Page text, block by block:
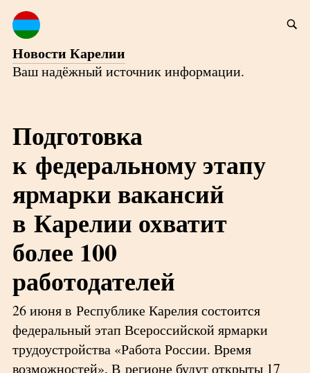
Новости Карелии
Ваш надёжный источник информации.
Подготовка
к федеральному этапу
ярмарки вакансий
в Карелии охватит
более 100
работодателей
26 июня в Республике Карелия состоится
федеральный этап Всероссийской ярмарки
трудоустройства «Работа России. Время
возможностей». В регионе будут открыты 17